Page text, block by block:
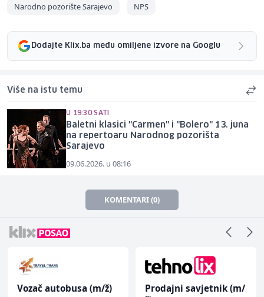
Narodno pozorište Sarajevo NPS
Dodajte Klix.ba među omiljene izvore na Googlu
Više na istu temu
U 19:30 SATI
Baletni klasici "Carmen" i "Bolero" 13. juna
na repertoaru Narodnog pozorišta
Sarajevo
09.06.2026. u 08:16
KOMENTARI (0)
Vozač autobusa (m/ž)
Prodajni savjetnik (m/